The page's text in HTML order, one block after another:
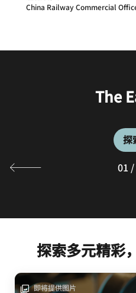
China Railway Commercial
The
探
The
探
01 /
探索多元精彩
即将提供图片